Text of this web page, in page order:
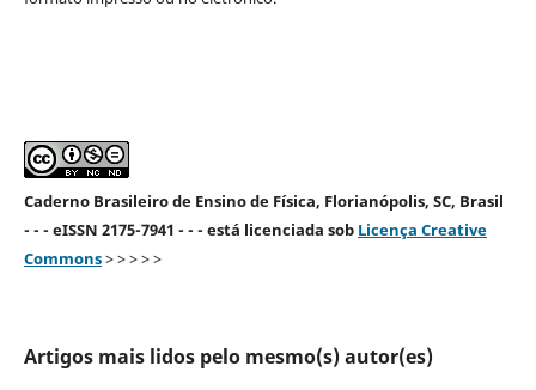
Caderno Brasileiro de Ensino de Física, Florianópolis, SC, Brasil
- - - eISSN 2175-7941 - - - está licenciada sob Licença Creative
Commons> > > > >
Artigos mais lidos pelo mesmo(s) autor(es)